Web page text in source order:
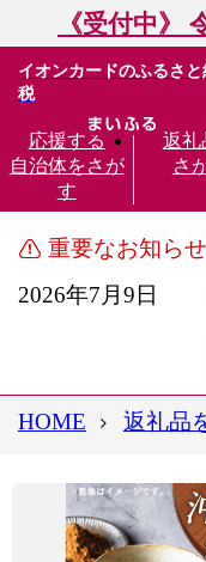
《受付中》
イオンカードのふるさと
税
応援する
自治体をさが
す
返礼
さ
重要なお知らせ
2026年7月9日
HOME 返礼品